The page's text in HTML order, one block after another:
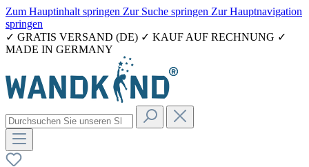
Zum Hauptinhalt springen Zur Suche springen Zur Hauptnavigation
springen
✓ GRATIS VERSAND (DE) ✓ KAUF AUF RECHNUNG ✓
MADE IN GERMANY